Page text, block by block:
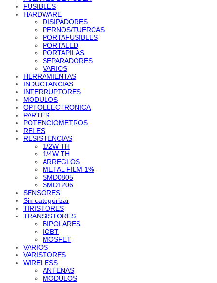
FUSIBLES
HARDWARE
DISIPADORES
PERNOS/TUERCAS
PORTAFUSIBLES
PORTALED
PORTAPILAS
SEPARADORES
VARIOS
HERRAMIENTAS
INDUCTANCIAS
INTERRUPTORES
MODULOS
OPTOELECTRONICA
PARTES
POTENCIOMETROS
RELES
RESISTENCIAS
1/2W TH
1/4W TH
ARREGLOS
METAL FILM 1%
SMD0805
SMD1206
SENSORES
Sin categorizar
TIRISTORES
TRANSISTORES
BIPOLARES
IGBT
MOSFET
VARIOS
VARISTORES
WIRELESS
ANTENAS
MODULOS